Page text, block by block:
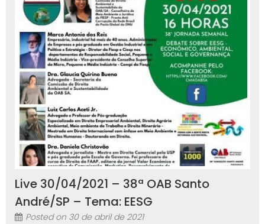
Live 30/04/2021 – 38ª OAB Santo
André/SP – Tema: EESG
Posted on 30 de abril de 2021